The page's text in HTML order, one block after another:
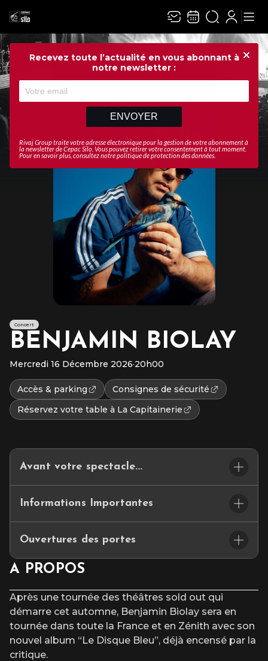
Recevez toute l’actualité en vous abonnant à
notre newsletter :
ENVOYER
Rivaj Group traite votre adresse électronique pour la gestion de votre abonnement à
la newsletter deCepac Silo . Vous pouvez retirer votre consentement à tout moment.
Pour en savoir plus, consultez notrepolitique de protection des données
Concert
BENJAMIN BIOLAY
Mercredi 16 Décembre 2026·20h00
Accès & parking
Consignes de sécurité
Réservez votre table à La Capitainerie
Avant votre spectacle...
LA CAPITAINERIE
tapas
————————————
ACCÈS & PARKING
Les parkings INDIGO & Q-PARK, à proximité du
Cepac Silo, vous proposent des forfaits parking à
réserver exclusivement en ligne avant votre
venue.
Informations Importantes
Ouvertures des portes
🚪 Ouverture des portes : 18h30
A PROPOS
Après une tournée des théâtres sold out qui
démarre cet automne, Benjamin Biolay sera en
tournée dans toute la France et en Zénith avec son
nouvel album “Le Disque Bleu”, déjà encensé par la
critique.